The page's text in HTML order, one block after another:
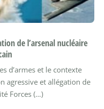
de l’arsenal nucléaire
d’armes et le contexte
agressive et allégation de
Forces (…)